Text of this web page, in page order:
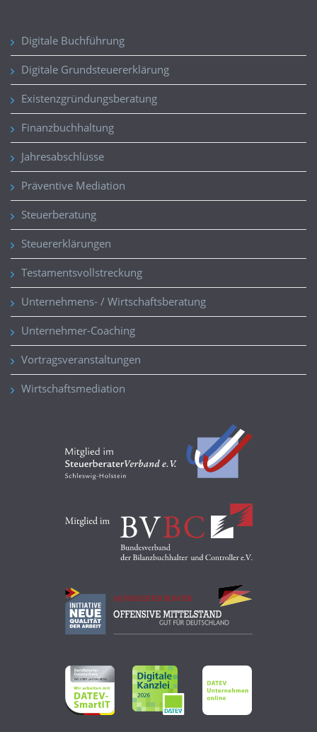
Digitale Buchführung
Digitale Grundsteuererklärung
Existenzgründungsberatung
Finanzbuchhaltung
Jahresabschlüsse
Präventive Mediation
Steuerberatung
Steuererklärungen
Testamentsvollstreckung
Unternehmens- / Wirtschaftsberatung
Unternehmer-Coaching
Vortragsveranstaltungen
Wirtschaftsmediation